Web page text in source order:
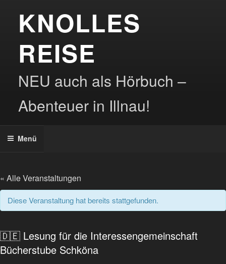
springenKNOLLES
REISE
NEU auch als Hörbuch –
Abenteuer in Illnau!
Menü
« Alle Veranstaltungen
Diese Veranstaltung hat bereits stattgefunden.
🇩🇪 Lesung für die Interessengemeinschaft
Bücherstube Schköna